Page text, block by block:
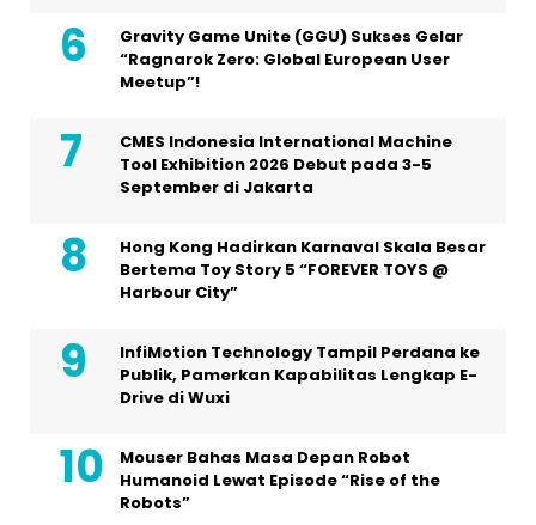
Gravity Game Unite (GGU) Sukses Gelar
“Ragnarok Zero: Global European User
Meetup”!
CMES Indonesia International Machine
Tool Exhibition 2026 Debut pada 3-5
September di Jakarta
Hong Kong Hadirkan Karnaval Skala Besar
Bertema Toy Story 5 “FOREVER TOYS @
Harbour City”
InfiMotion Technology Tampil Perdana ke
Publik, Pamerkan Kapabilitas Lengkap E-
Drive di Wuxi
Mouser Bahas Masa Depan Robot
Humanoid Lewat Episode “Rise of the
Robots”